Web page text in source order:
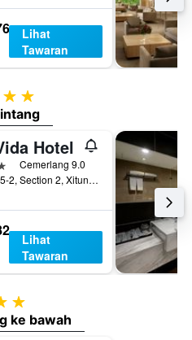
Lihat
Tawaran
3 bintang
Hotel
Cemerlang 9.0
No. 275-2, Section 2, Xitun Road, Taichung City, Taiwan
Lihat
Tawaran
2 bintang
ke bawah